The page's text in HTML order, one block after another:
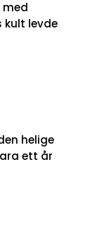
med
kult levde
helige
ett år